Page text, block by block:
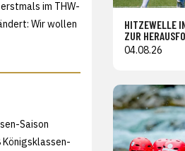
im THW-
Wir wollen
Saison
Königsklassen-
HITZEWELLE
ZUR
04.08.26